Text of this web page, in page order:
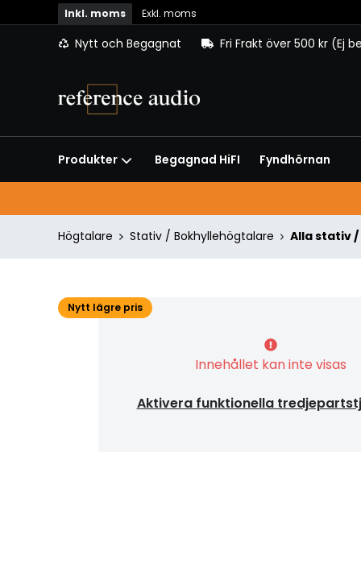
Inkl. moms Exkl. moms
Nytt och Begagnat Fri Frakt över 500 kr (Ej
Produkter Begagnad HiFI Fyndhörnan
Högtalare Stativ / Bokhyllehögtalare Alla stativ
Nytt lägre pris
Innehållet kan inte visas
Aktivera funktionella